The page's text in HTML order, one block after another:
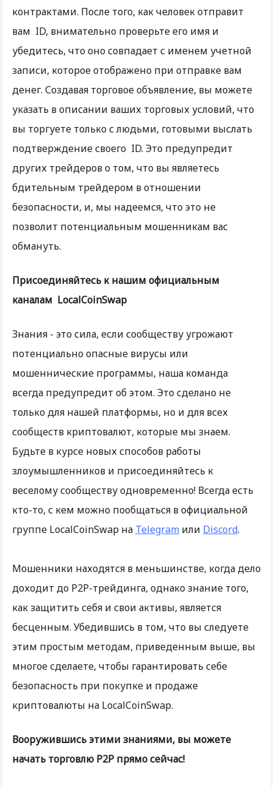
контрактами. После того, как человек отправит
вам ID, внимательно проверьте его имя и
убедитесь, что оно совпадает с именем учетной
записи, которое отображено при отправке вам
денег. Создавая торговое объявление, вы можете
указать в описании ваших торговых условий, что
вы торгуете только с людьми, готовыми выслать
подтверждение своего ID. Это предупредит
других трейдеров о том, что вы являетесь
бдительным трейдером в отношении
безопасности, и, мы надеемся, что это не
позволит потенциальным мошенникам вас
обмануть.
Присоединяйтесь к нашим официальным
каналам LocalCoinSwap
Знания - это сила, если сообществу угрожают
потенциально опасные вирусы или
мошеннические программы, наша команда
всегда предупредит об этом. Это сделано не
только для нашей платформы, но и для всех
сообществ криптовалют, которые мы знаем.
Будьте в курсе новых способов работы
злоумышленников и присоединяйтесь к
веселому сообществу одновременно! Всегда есть
кто-то, с кем можно пообщаться в официальной
группе LocalCoinSwap на Telegram или Discord.
Мошенники находятся в меньшинстве, когда дело
доходит до P2P-трейдинга, однако знание того,
как защитить себя и свои активы, является
бесценным. Убедившись в том, что вы следуете
этим простым методам, приведенным выше, вы
многое сделаете, чтобы гарантировать себе
безопасность при покупке и продаже
криптовалюты на LocalCoinSwap.
Вооружившись этими знаниями, вы можете
начать торговлю P2P прямо сейчас!